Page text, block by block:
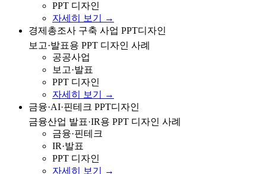
PPT 디자인
자세히 보기 →
경제총조사 구축 사업 보고/발표용 PPT 디자인 사례
경제총조사 구축 사업 PPT디자인
보고·발표용 PPT 디자인 사례
공공사업
보고·발표
PPT 디자인
자세히 보기 →
금융·AI·핀테크 등 금융산업 발표/IR용 PPT 디자인 사례
금융·AI·핀테크 PPT디자인
금융산업 발표·IR용 PPT 디자인 사례
금융·핀테크
IR·발표
PPT 디자인
자세히 보기 →